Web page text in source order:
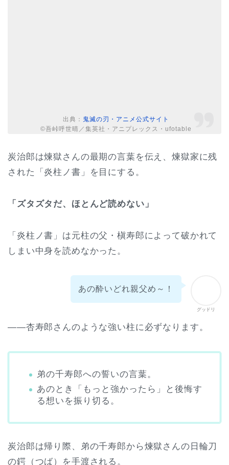
出典： 鬼滅の刃・アニメ公式サイト
©吾峠呼世晴／集英社・アニプレックス・ufotable
炭治郎は煉獄さんの最期の言葉を伝え、煉獄家に残
された「炎柱ノ書」を目にする。
「ズタズタだ、ほとんど読めない」
「炎柱ノ書」は元柱の父・槇寿郎によって破かれて
しまい中身を読めなかった。
グッドリ
あの酔いどれ親父め～！
――杏寿郎さんのような強い柱に必ずなります。
弟の千寿郎への誓いの言葉。
あのとき「もっと強かったら」と後悔す
る想いを振り切る。
炭治郎は帰り際、弟の千寿郎から煉獄さんの日輪刀
の鍔（つば）を手渡される。